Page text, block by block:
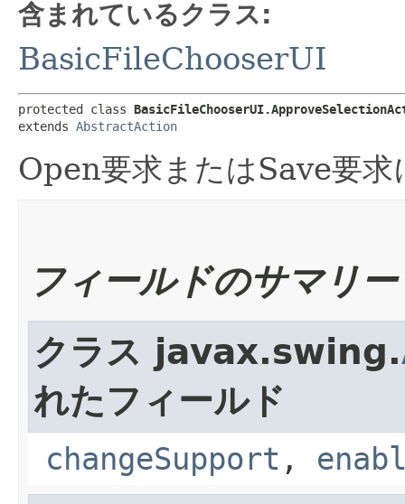
含まれているクラス:
BasicFileChooserUI
protected class
extends AbstractAction
Open要求またはSave要求
フィールドのサマリー
クラス javax.swing.
れたフィールド
changeSupport ,